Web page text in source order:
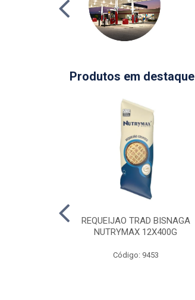
Produtos em destaque
REQUEIJAO TRAD BISNAGA
NUTRYMAX 12X400G
Código: 9453